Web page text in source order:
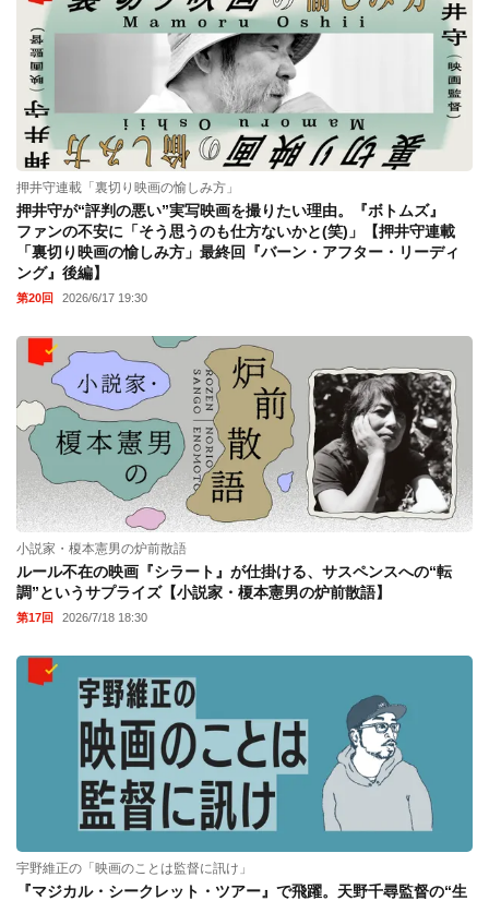
押井守連載「裏切り映画の愉しみ方」
押井守が“評判の悪い”実写映画を撮りたい理由。『ボトムズ』
ファンの不安に「そう思うのも仕方ないかと(笑)」【押井守連載
「裏切り映画の愉しみ方」最終回『バーン・アフター・リーディ
ング』後編】
第20回 2026/6/17 19:30
小説家・榎本憲男の炉前散語
ルール不在の映画『シラート』が仕掛ける、サスペンスへの“転
調”というサプライズ【小説家・榎本憲男の炉前散語】
第17回 2026/7/18 18:30
宇野維正の「映画のことは監督に訊け」
『マジカル・シークレット・ツアー』で飛躍。天野千尋監督の“生